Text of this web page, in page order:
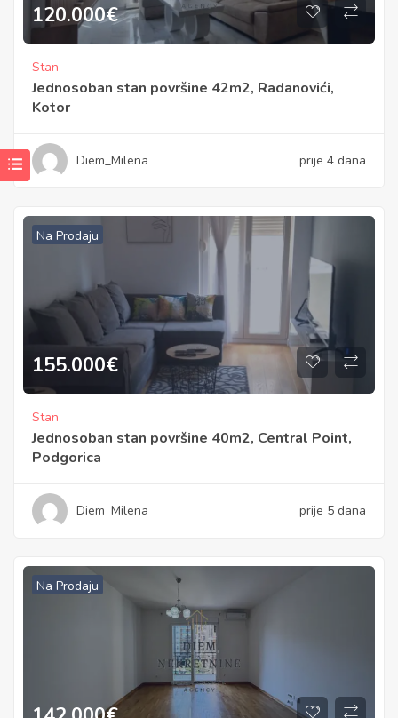
120.000€
Stan
Jednosoban stan površine 42m2, Radanovići,
Kotor
Diem_Milena prije 4 dana
Na Prodaju
155.000€
Stan
Jednosoban stan površine 40m2, Central Point,
Podgorica
Diem_Milena prije 5 dana
Na Prodaju